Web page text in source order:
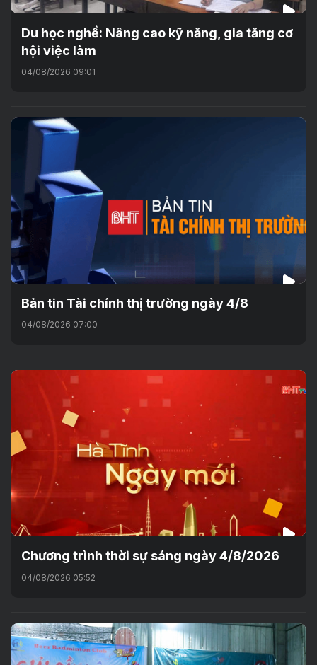
Du học nghề: Nâng cao kỹ năng, gia tăng cơ
hội việc làm
04/08/2026 09:01
Bản tin Tài chính thị trường ngày 4/8
04/08/2026 07:00
Chương trình thời sự sáng ngày 4/8/2026
04/08/2026 05:52